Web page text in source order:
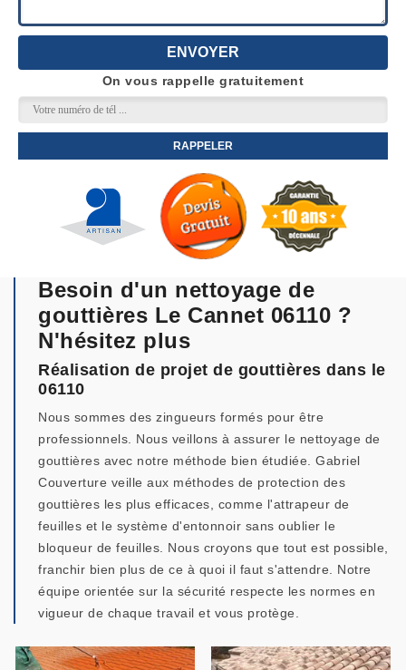
On vous rappelle gratuitement
Besoin d'un nettoyage de
gouttières Le Cannet 06110 ?
N'hésitez plus
Réalisation de projet de gouttières dans le
06110
Nous sommes des zingueurs formés pour être
professionnels. Nous veillons à assurer le nettoyage de
gouttières avec notre méthode bien étudiée. Gabriel
Couverture veille aux méthodes de protection des
gouttières les plus efficaces, comme l'attrapeur de
feuilles et le système d'entonnoir sans oublier le
bloqueur de feuilles. Nous croyons que tout est possible,
franchir bien plus de ce à quoi il faut s'attendre. Notre
équipe orientée sur la sécurité respecte les normes en
vigueur de chaque travail et vous protège.